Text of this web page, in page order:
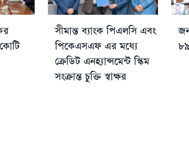
সীমান্ত ব্যাংক পিএলসি এবং
পিকেএসএফ এর মধ্যে
ক্রেডিট এনহ্যান্সমেন্ট স্কিম
সংক্রান্ত চুক্তি স্বাক্ষর